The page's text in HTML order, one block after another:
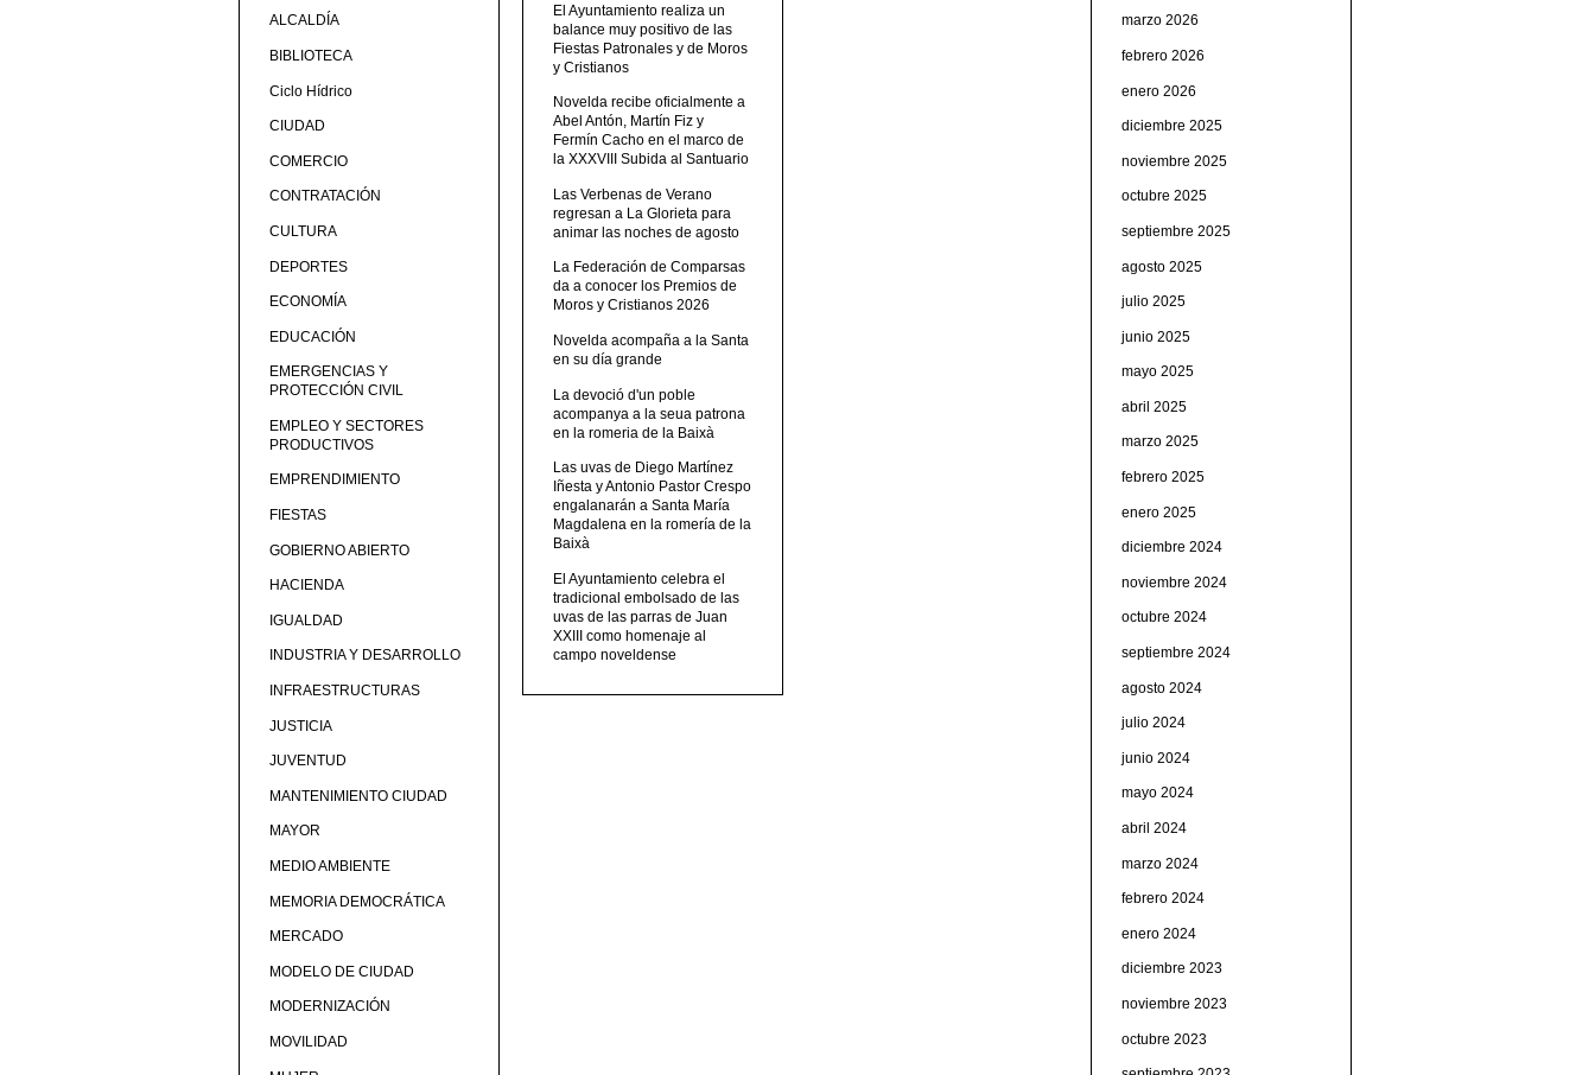
ALCALDÍA
BIBLIOTECA
Ciclo Hídrico
CIUDAD
COMERCIO
CONTRATACIÓN
CULTURA
DEPORTES
ECONOMÍA
EDUCACIÓN
EMERGENCIAS Y
PROTECCIÓN CIVIL
EMPLEO Y SECTORES
PRODUCTIVOS
EMPRENDIMIENTO
FIESTAS
GOBIERNO ABIERTO
HACIENDA
IGUALDAD
INDUSTRIA Y DESARROLLO
INFRAESTRUCTURAS
JUSTICIA
JUVENTUD
MANTENIMIENTO CIUDAD
MAYOR
MEDIO AMBIENTE
MEMORIA DEMOCRÁTICA
MERCADO
MODELO DE CIUDAD
MODERNIZACIÓN
MOVILIDAD
El Ayuntamiento realiza un
balance muy positivo de las
Fiestas Patronales y de Moros
y Cristianos
Novelda recibe oficialmente a
Abel Antón, Martín Fiz y
Fermín Cacho en el marco de
la XXXVIII Subida al Santuario
Las Verbenas de Verano
regresan a La Glorieta para
animar las noches de agosto
La Federación de Comparsas
da a conocer los Premios de
Moros y Cristianos 2026
Novelda acompaña a la Santa
en su día grande
La devoció d'un poble
acompanya a la seua patrona
en la romeria de la Baixà
Las uvas de Diego Martínez
Iñesta y Antonio Pastor Crespo
engalanarán a Santa María
Magdalena en la romería de la
Baixà
El Ayuntamiento celebra el
tradicional embolsado de las
uvas de las parras de Juan
XXIII como homenaje al
campo noveldense
marzo 2026
febrero 2026
enero 2026
diciembre 2025
noviembre 2025
octubre 2025
septiembre 2025
agosto 2025
julio 2025
junio 2025
mayo 2025
abril 2025
marzo 2025
febrero 2025
enero 2025
diciembre 2024
noviembre 2024
octubre 2024
septiembre 2024
agosto 2024
julio 2024
junio 2024
mayo 2024
abril 2024
marzo 2024
febrero 2024
enero 2024
diciembre 2023
noviembre 2023
octubre 2023